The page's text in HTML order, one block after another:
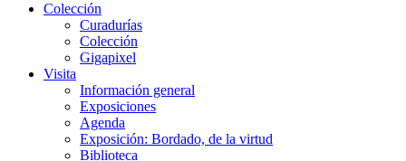
Colección
Curadurías
Colección
Gigapixel
Visita
Información general
Exposiciones
Agenda
Exposición: Bordado, de la virtud
Biblioteca